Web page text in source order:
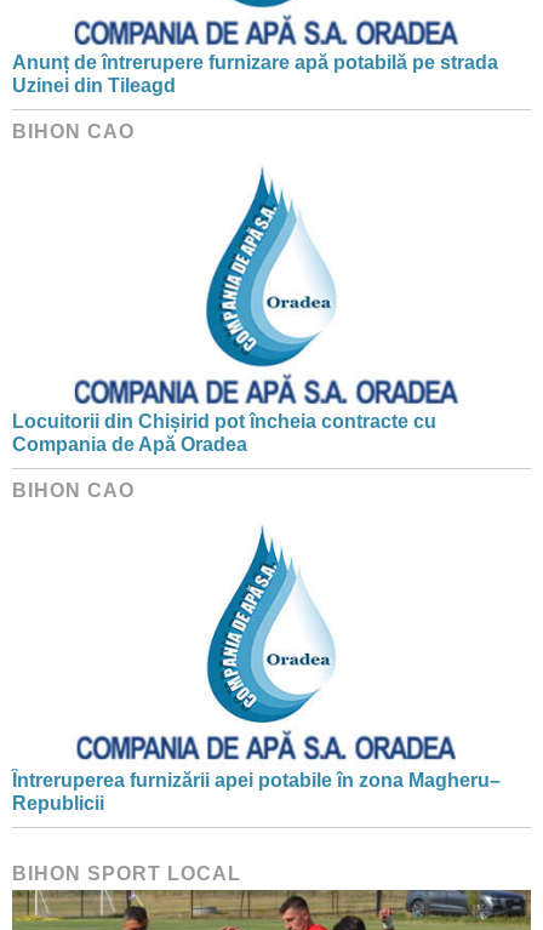
Anunț de întrerupere furnizare apă potabilă pe strada
Uzinei din Tileagd
BIHON CAO
Locuitorii din Chișirid pot încheia contracte cu
Compania de Apă Oradea
BIHON CAO
Întreruperea furnizării apei potabile în zona Magheru–
Republicii
BIHON SPORT LOCAL